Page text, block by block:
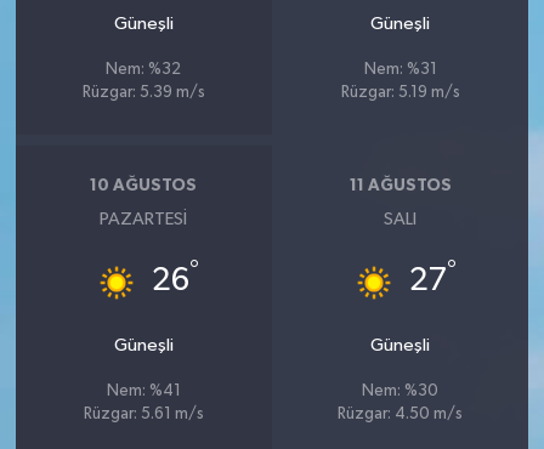
Güneşli
Nem: %32
Rüzgar: 5.39 m/s
Güneşli
Nem: %31
Rüzgar: 5.19 m/s
10 AĞUSTOS
PAZARTESI
26°
Güneşli
Nem: %41
Rüzgar: 5.61 m/s
11 AĞUSTOS
SALI
27°
Güneşli
Nem: %30
Rüzgar: 4.50 m/s